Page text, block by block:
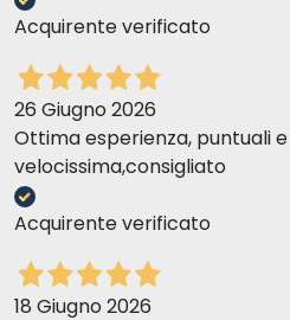
Acquirente verificato
26 Giugno 2026
Ottima esperienza, puntuali
velocissima,consigliato
Acquirente verificato
18 Giugno 2026